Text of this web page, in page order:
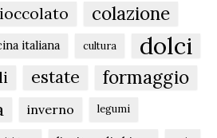
colazione
italiana cultura dolci
estate formaggio
inverno legumi